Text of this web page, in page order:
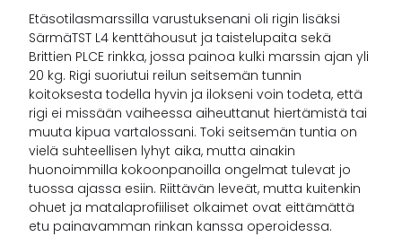
Etäsotilasmarssilla varustuksenani oli rigin lisäksi
SärmäTST L4 kenttähousut ja taistelupaita sekä
Brittien PLCE rinkka, jossa painoa kulki marssin ajan yli
20 kg. Rigi suoriutui reilun seitsemän tunnin
koitoksesta todella hyvin ja ilokseni voin todeta, että
rigi ei missään vaiheessa aiheuttanut hiertämistä tai
muuta kipua vartalossani. Toki seitsemän tuntia on
vielä suhteellisen lyhyt aika, mutta ainakin
huonoimmilla kokoonpanoilla ongelmat tulevat jo
tuossa ajassa esiin. Riittävän leveät, mutta kuitenkin
ohuet ja matalaprofiiliset olkaimet ovat eittämättä
etu painavamman rinkan kanssa operoidessa.